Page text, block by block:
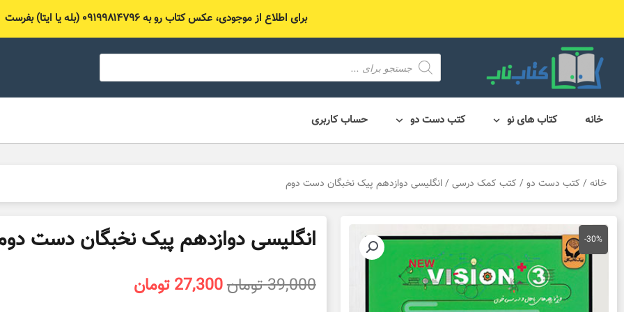
محتوا
برای اطلاع از موجودی، عکس کتاب رو به ۰۹۱۹۹۸۱۴۷۹۶ (بله یا ایتا) بفرست
محصول
search
خانه کتاب های نو کتب دست دو حساب کاربری
خانه / کتب دست دو / کتب کمک درسی / انگلیسی دوازدهم پیک نخبگان دست دوم
-30% انگلیسی دوازدهم پیک نخبگان دست
39,000تومانقیمت
27,300 تومان